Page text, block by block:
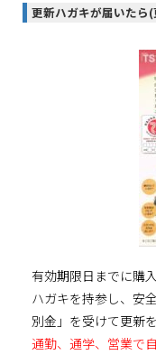
更新ハガキが届いたら(
有効期限日までに購
ハガキを持参し、安
別金」を受けて更新
通勤、通学、営業で